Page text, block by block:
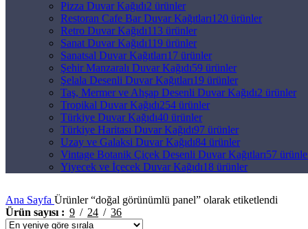
Pizza Duvar Kağıdı2 ürünler
Restoran Cafe Bar Duvar Kağıtları120 ürünler
Retro Duvar Kağıdı113 ürünler
Sanat Duvar Kağıdı119 ürünler
Sanatsal Duvar Kağıtları17 ürünler
Şehir Manzaralı Duvar Kağıdı59 ürünler
Şelala Desenli Duvar Kağıtları19 ürünler
Taş, Mermer ve Ahşap Desenli Duvar Kağıdı2 ürünler
Tropikal Duvar Kağıdı254 ürünler
Türkiye Duvar Kağıdı40 ürünler
Türkiye Haritası Duvar Kağıdı97 ürünler
Uzay ve Galaksi Duvar Kağıdı84 ürünler
Vintage Botanik Çiçek Desenli Duvar Kağıtları57
Yiyecek ve İçecek Duvar Kağıdı18 ürünler
Ana Sayfa Ürünler “doğal görünümlü panel” olarak etiketlendi
Ürün sayısı
9 24 36